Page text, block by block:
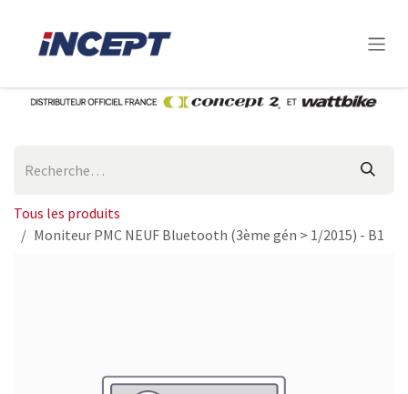
Tous les produits
Moniteur PMC NEUF Bluetooth (3ème gén > 1/2015) - B1